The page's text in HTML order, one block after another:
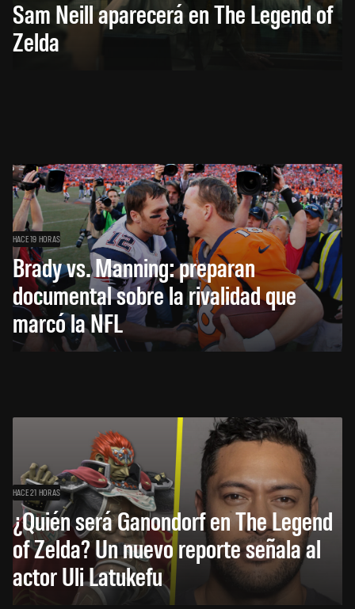
Sam Neill aparecerá en The Legend of
Zelda
HACE 19 HORAS
Brady vs. Manning: preparan
documental sobre la rivalidad que
marcó la NFL
HACE 21 HORAS
¿Quién será Ganondorf en The Legend
of Zelda? Un nuevo reporte señala al
actor Uli Latukefu